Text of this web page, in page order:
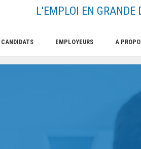
L'EMPLOI EN GRANDE
CANDIDATS EMPLOYEURS A